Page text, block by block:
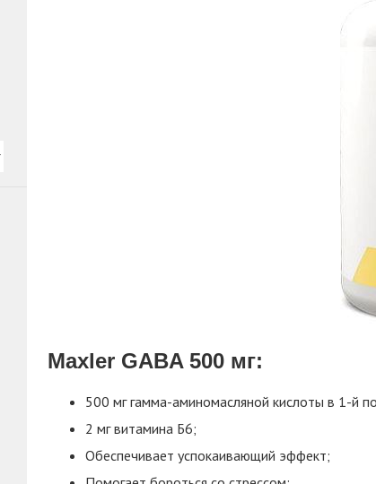
Maxler GABA 500 мг:
500 мг гамма-аминомасляной кислоты в 1-й
2 мг витамина Б6;
Обеспечивает успокаивающий эффект;